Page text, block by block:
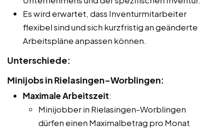
Es wird erwartet, dass Inventurmitarbeiter
flexibel sind und sich kurzfristig an geänderte
Arbeitspläne anpassen können.
Unterschiede:
Minijobs in Rielasingen-Worblingen:
Maximale Arbeitszeit:
Minijobber in Rielasingen-Worblingen
dürfen einen Maximalbetrag pro Monat